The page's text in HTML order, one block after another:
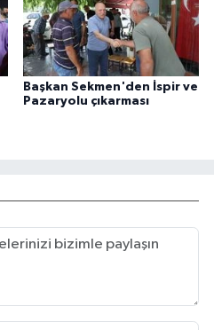
Başkan Sekmen'den İspir ve
Pazaryolu çıkarması